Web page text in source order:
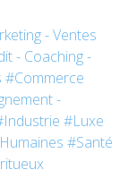
- Ventes
- Coaching -
#Commerce
-
#Luxe
#Santé